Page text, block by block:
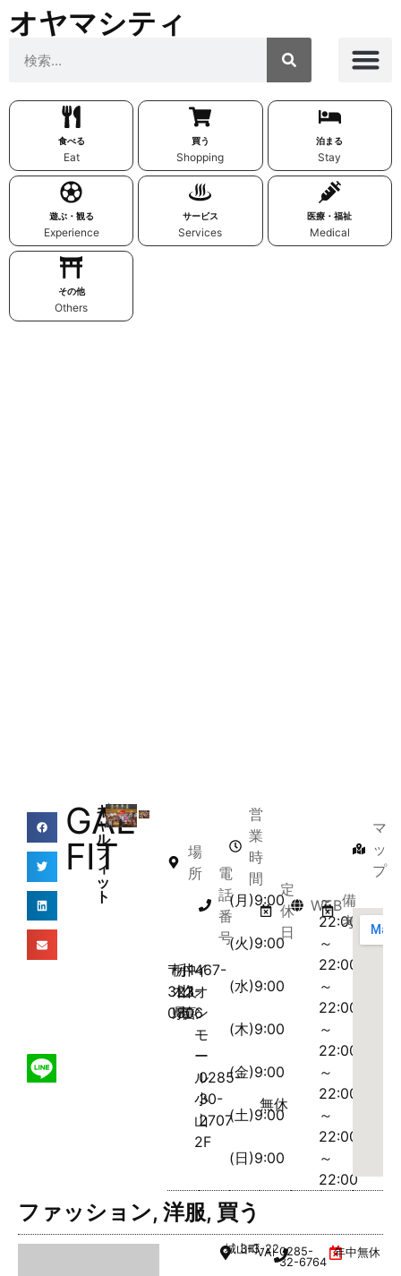
オヤマシティ
食べる
Eat
買う
Shopping
泊まる
Stay
遊ぶ・観る
Experience
サービス
Services
医療・福祉
Medical
その他
Others
GAL
FIT
ギ
ャ
ル
フ
ィ
ッ
ト
場
所
〒
323-
0806
栃
木
県
小
山
市
中
久
喜
1467-
1
イ
オ
ン
モ
ー
ル
小
山
2F
電
話
番
号
0285-
30-
2707
営
業
時
間
(月)9:00
～
22:00
(火)9:00
～
22:00
(水)9:00
～
22:00
(木)9:00
～
22:00
(金)9:00
～
22:00
(土)9:00
～
22:00
(日)9:00
～
22:00
定
休
日
無休
WEB備
考
マ
ッ
プ
ファッション, 洋服, 買う
城山町
3-3-22
VAL1階0285-
32-6764
年中無休